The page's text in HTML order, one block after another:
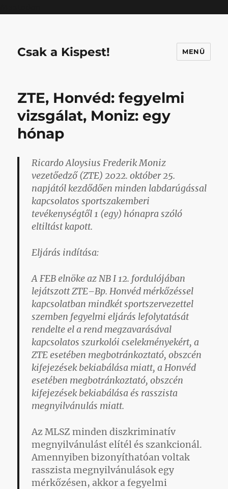
Csak a Kispest! MENÜ
ZTE, Honvéd: fegyelmi
vizsgálat, Moniz: egy
hónap
Ricardo Aloysius Frederik Moniz
vezetőedző (ZTE) 2022. október 25.
napjától kezdődően minden labdarúgással
kapcsolatos sportszakemberi
tevékenységtől 1 (egy) hónapra szóló
eltiltást kapott.
Eljárás indítása:
A FEB elnöke az NB I 12. fordulójában
lejátszott ZTE–Bp. Honvéd mérkőzéssel
kapcsolatban mindkét sportszervezettel
szemben fegyelmi eljárás lefolytatását
rendelte el a rend megzavarásával
kapcsolatos szurkolói cselekményekért, a
ZTE esetében megbotránkoztató, obszcén
kifejezések bekiabálása miatt, a Honvéd
esetében megbotránkoztató, obszcén
kifejezések bekiabálása és rasszista
megnyilvánulás miatt.
Az MLSZ minden diszkriminatív
megnyilvánulást elítél és szankcionál.
Amennyiben bizonyíthatóan voltak
rasszista megnyilvánulások egy
mérkőzésen, akkor a fegyelmi